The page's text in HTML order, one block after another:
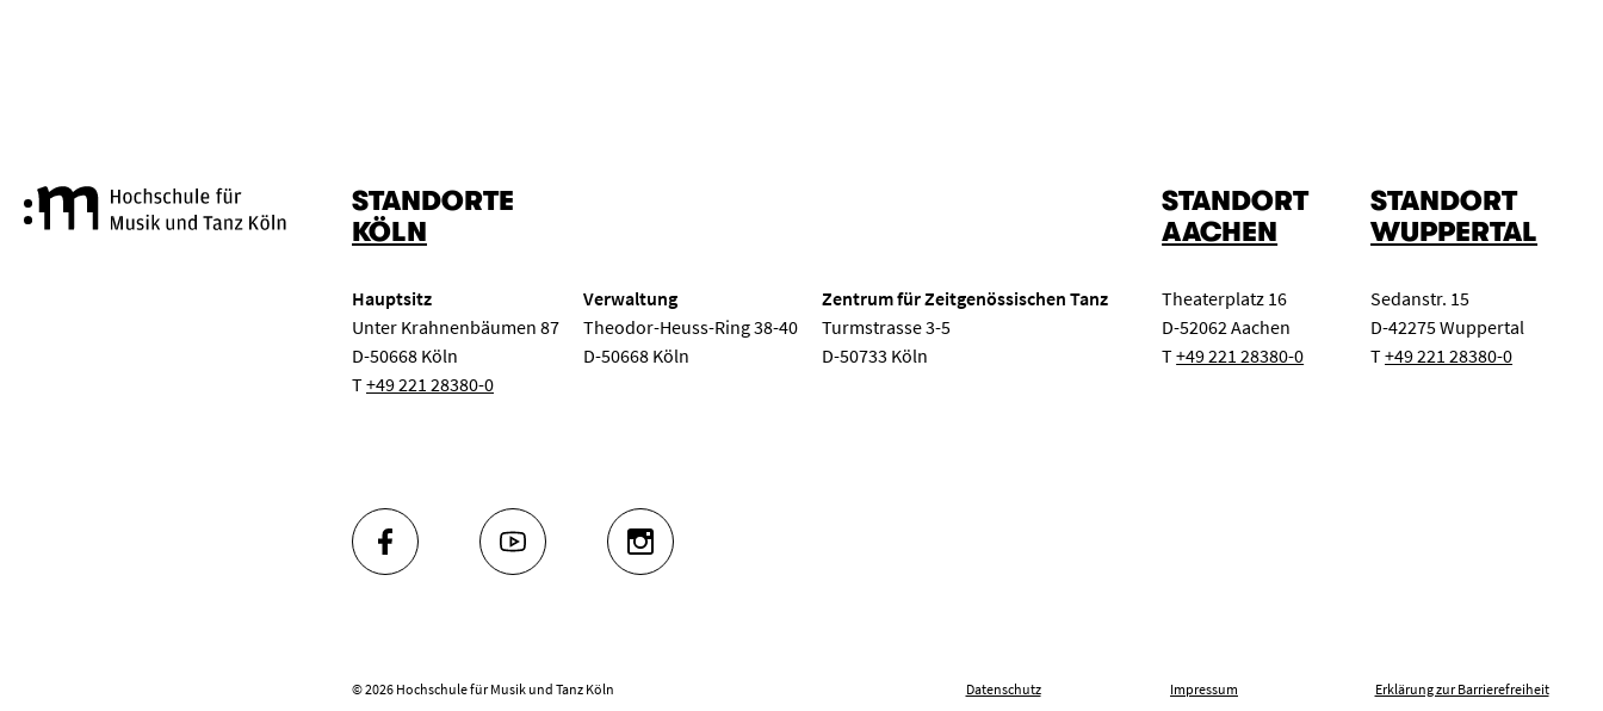
Hochschule für Musik und Tanz Köln
STANDORTE
KÖLN
Hauptsitz
Unter Krahnenbäumen 87
D-50668 Köln
T+49 221 28380-0
Verwaltung
Theodor-Heuss-Ring 38-40
D-50668 Köln
Zentrum für Zeitgenössischen Tanz
Turmstrasse 3-5
D-50733 Köln
STANDORT
AACHEN
Theaterplatz 16
D-52062 Aachen
T+49 221 28380-0
STANDORT
WUPPERTAL
Sedanstr. 15
D-42275 Wuppertal
T+49 221 28380-0
FACEBOOK YOUTUBE INSTAGRAM
© 2026 Hochschule für Musik und Tanz Köln Datenschutz Impressum Erklärung zur Barrierefreiheit